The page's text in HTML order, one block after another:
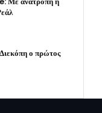
ο πρώτος